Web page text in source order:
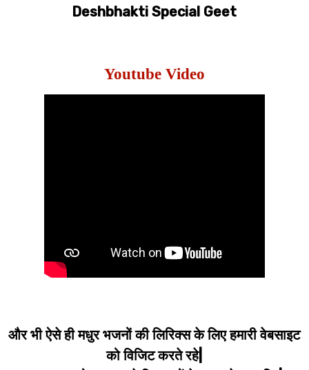
Deshbhakti Special Geet
Youtube Video
और भी ऐसे ही मधुर भजनों की लिरिक्स के लिए हमारी वेबसाइट
को विजिट करते रहे|